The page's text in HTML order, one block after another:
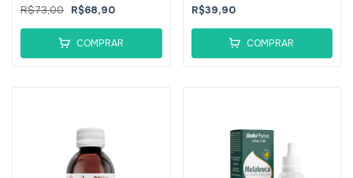
R$73,00 R$68,90
COMPRAR
R$39,90
COMPRAR